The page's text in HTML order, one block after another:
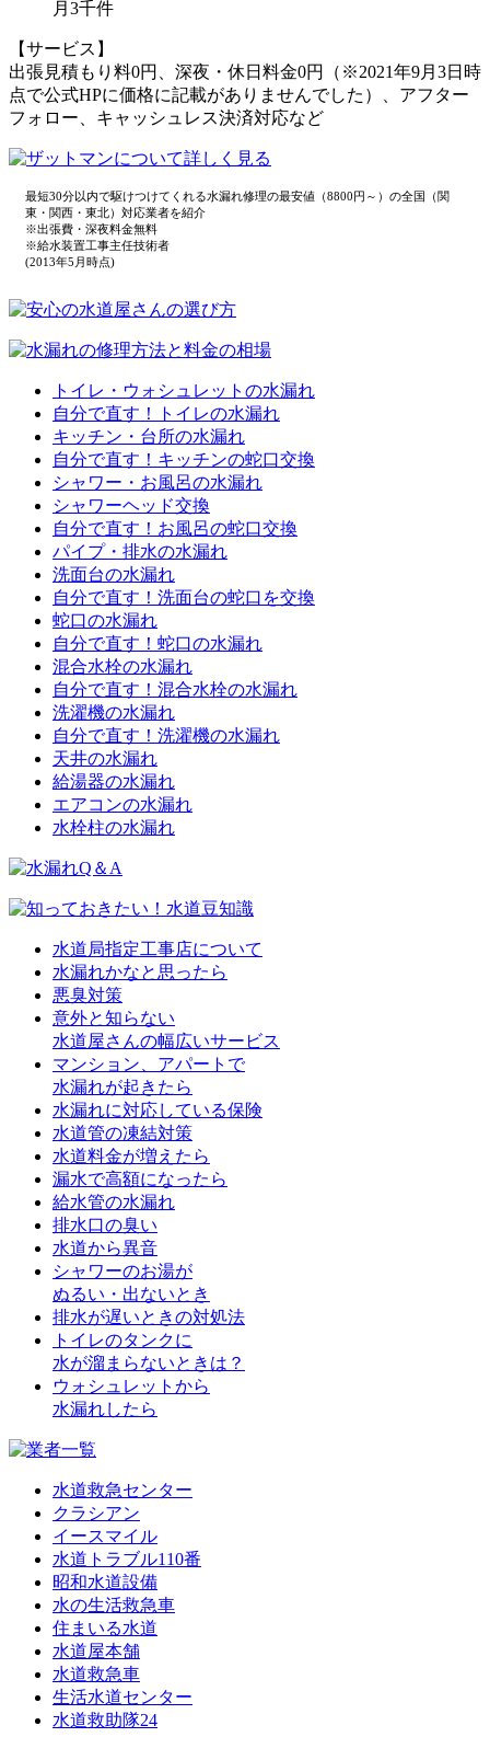
月3千件
【サービス】
出張見積もり料0円、深夜・休日料金0円（※2021年9月3日時
点で公式HPに価格に記載がありませんでした）、アフター
フォロー、キャッシュレス決済対応など
最短30分以内で駆けつけてくれる水漏れ修理の最安値（8800円～）の全国（関
東・関西・東北）対応業者を紹介
※出張費・深夜料金無料
※給水装置工事主任技術者
(2013年5月時点)
トイレ・ウォシュレットの水漏れ
自分で直す！トイレの水漏れ
キッチン・台所の水漏れ
自分で直す！キッチンの蛇口交換
シャワー・お風呂の水漏れ
シャワーヘッド交換
自分で直す！お風呂の蛇口交換
パイプ・排水の水漏れ
洗面台の水漏れ
自分で直す！洗面台の蛇口を交換
蛇口の水漏れ
自分で直す！蛇口の水漏れ
混合水栓の水漏れ
自分で直す！混合水栓の水漏れ
洗濯機の水漏れ
自分で直す！洗濯機の水漏れ
天井の水漏れ
給湯器の水漏れ
エアコンの水漏れ
水栓柱の水漏れ
水道局指定工事店について
水漏れかなと思ったら
悪臭対策
意外と知らない
水道屋さんの幅広いサービス
マンション、アパートで
水漏れが起きたら
水漏れに対応している保険
水道管の凍結対策
水道料金が増えたら
漏水で高額になったら
給水管の水漏れ
排水口の臭い
水道から異音
シャワーのお湯が
ぬるい・出ないとき
排水が遅いときの対処法
トイレのタンクに
水が溜まらないときは？
ウォシュレットから
水漏れしたら
水道救急センター
クラシアン
イースマイル
水道トラブル110番
昭和水道設備
水の生活救急車
住まいる水道
水道屋本舗
水道救急車
生活水道センター
水道救助隊24